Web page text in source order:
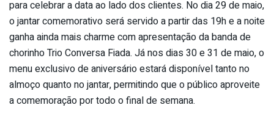
para celebrar a data ao lado dos clientes. No dia 29 de maio,
o jantar comemorativo será servido a partir das 19h e a noite
ganha ainda mais charme com apresentação da banda de
chorinho Trio Conversa Fiada. Já nos dias 30 e 31 de maio, o
menu exclusivo de aniversário estará disponível tanto no
almoço quanto no jantar, permitindo que o público aproveite
a comemoração por todo o final de semana.